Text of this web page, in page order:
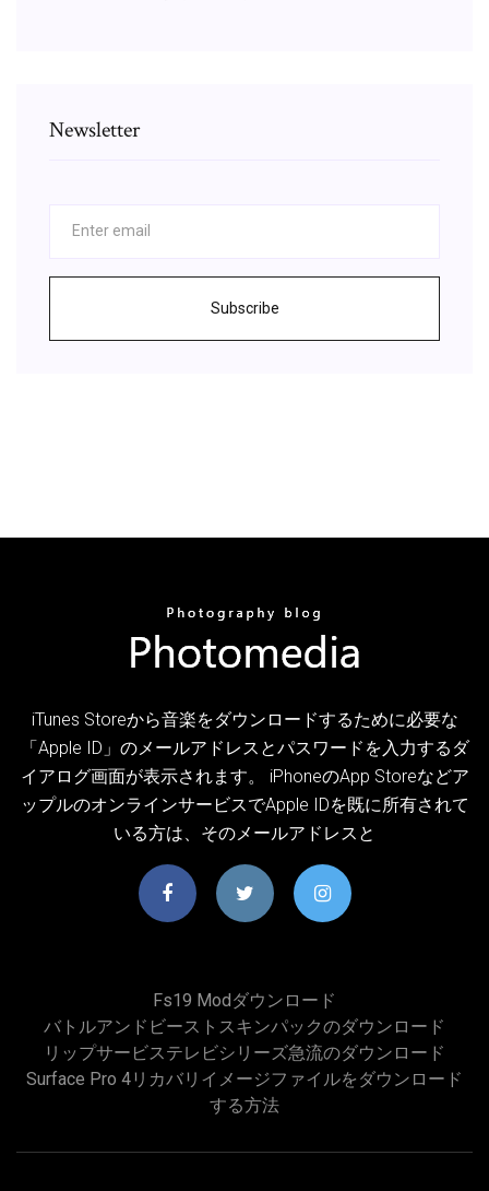
Newsletter
Subscribe
iTunes Storeから音楽をダウンロードするために必要な
「Apple ID」のメールアドレスとパスワードを入力するダ
イアログ画面が表示されます。 iPhoneのApp Storeなどア
ップルのオンラインサービスでApple IDを既に所有されて
いる方は、そのメールアドレスと
Fs19 Modダウンロード
バトルアンドビーストスキンパックのダウンロード
リップサービステレビシリーズ急流のダウンロード
Surface Pro 4リカバリイメージファイルをダウンロード
する方法